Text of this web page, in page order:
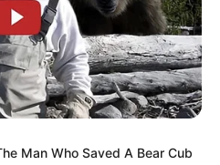
Man Who Saved A Bear Cub